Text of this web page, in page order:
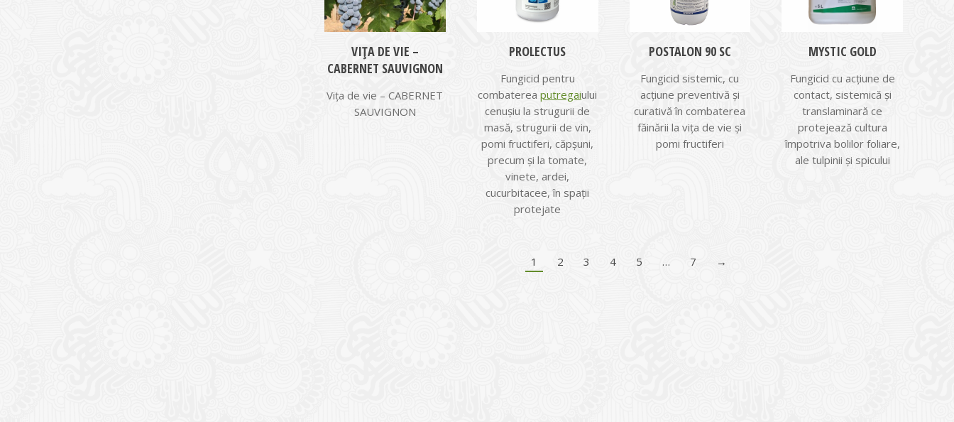
VIŢA DE VIE –
CABERNET SAUVIGNON
Vița de vie – CABERNET
SAUVIGNON
PROLECTUS
Fungicid pentru
combatereaputregaiului
cenușiu la strugurii de
masă, strugurii de vin,
pomi fructiferi, căpșuni,
precum și la tomate,
vinete, ardei,
cucurbitacee, în spații
protejate
POSTALON 90 SC
Fungicid sistemic, cu
acțiune preventivă și
curativă în combaterea
făinării la vița de vie și
pomi fructiferi
MYSTIC GOLD
Fungicid cu acţiune de
contact, sistemică şi
translaminară ce
protejează cultura
împotriva bolilor foliare,
ale tulpinii şi spicului
1 2 3 4 5 … 7 →